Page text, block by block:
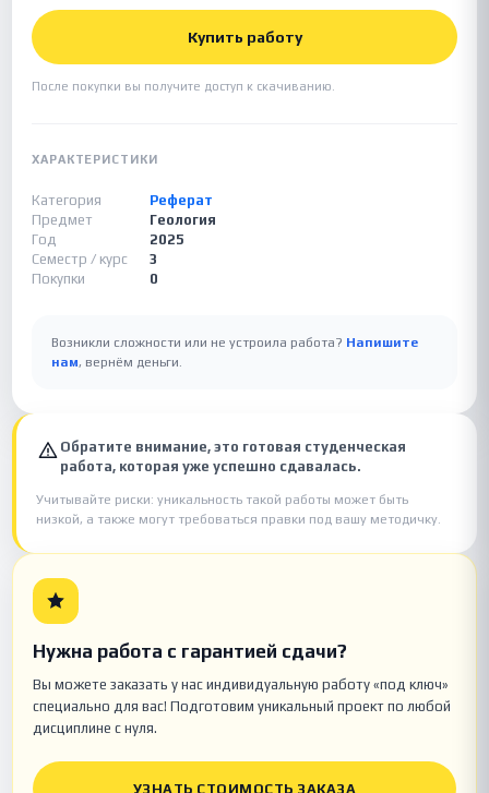
Купить работу
После покупки вы получите доступ к скачиванию.
ХАРАКТЕРИСТИКИ
Категория
Реферат
Предмет
Геология
Год
2025
Семестр / курс
3
Покупки
0
Возникли сложности или не устроила работа? Напишите
нам, вернём деньги.
Обратите внимание, это готовая студенческая
работа, которая уже успешно сдавалась.
Учитывайте риски: уникальность такой работы может быть
низкой, а также могут требоваться правки под вашу методичку.
Нужна работа с гарантией сдачи?
Вы можете заказать у нас индивидуальную работу «под ключ»
специально для вас! Подготовим уникальный проект по любой
дисциплине с нуля.
УЗНАТЬ СТОИМОСТЬ ЗАКАЗА